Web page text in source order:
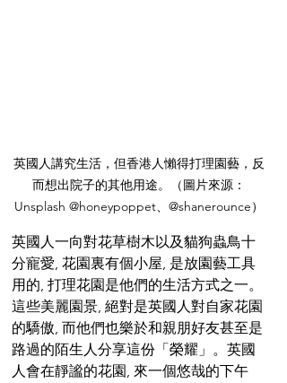
英國人講究生活，但香港人懶得打理園藝，反
而想出院子的其他用途。（圖片來源：
Unsplash @honeypoppet、@shanerounce）
英國人一向對花草樹木以及貓狗蟲鳥十
分寵愛, 花園裏有個小屋, 是放園藝工具
用的, 打理花園是他們的生活方式之一。
這些美麗園景, 絕對是英國人對自家花園
的驕傲, 而他們也樂於和親朋好友甚至是
路過的陌生人分享這份「榮耀」。英國
人會在靜謐的花園, 來一個悠哉的下午